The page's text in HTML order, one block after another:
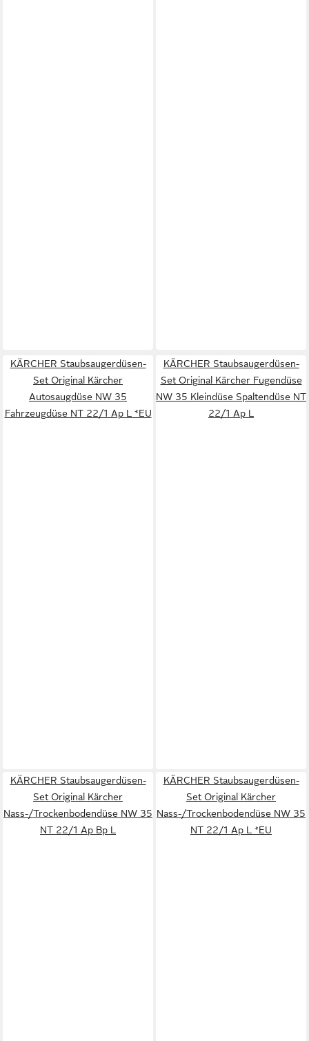
KÄRCHER Staubsaugerdüsen-
Set Original Kärcher
Autosaugdüse NW 35
Fahrzeugdüse NT 22/1 Ap L *EU
KÄRCHER Staubsaugerdüsen-
Set Original Kärcher Fugendüse
NW 35 Kleindüse Spaltendüse NT
22/1 Ap L
KÄRCHER Staubsaugerdüsen-
Set Original Kärcher
Nass-/Trockenbodendüse NW 35
NT 22/1 Ap Bp L
KÄRCHER Staubsaugerdüsen-
Set Original Kärcher
Nass-/Trockenbodendüse NW 35
NT 22/1 Ap L *EU